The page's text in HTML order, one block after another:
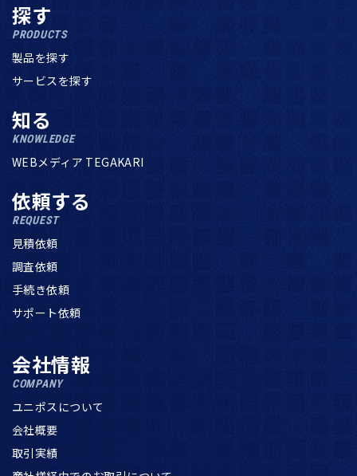
探す
PRODUCTS
製品を探す
サービスを探す
知る
KNOWLEDGE
WEBメディア TEGAKARI
依頼する
REQUEST
見積依頼
調査依頼
手続き依頼
サポート依頼
会社情報
COMPANY
ユニポスについて
会社概要
取引実績